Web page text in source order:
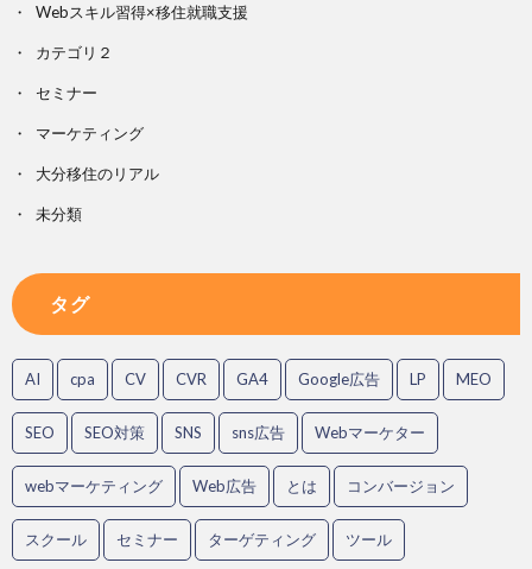
Webスキル習得×移住就職支援
カテゴリ２
セミナー
マーケティング
大分移住のリアル
未分類
タグ
AI cpa CV CVR GA4 Google広告 LP MEO
SEO SEO対策 SNS sns広告 Webマーケター
webマーケティング Web広告 とは コンバージョン
スクール セミナー ターゲティング ツール